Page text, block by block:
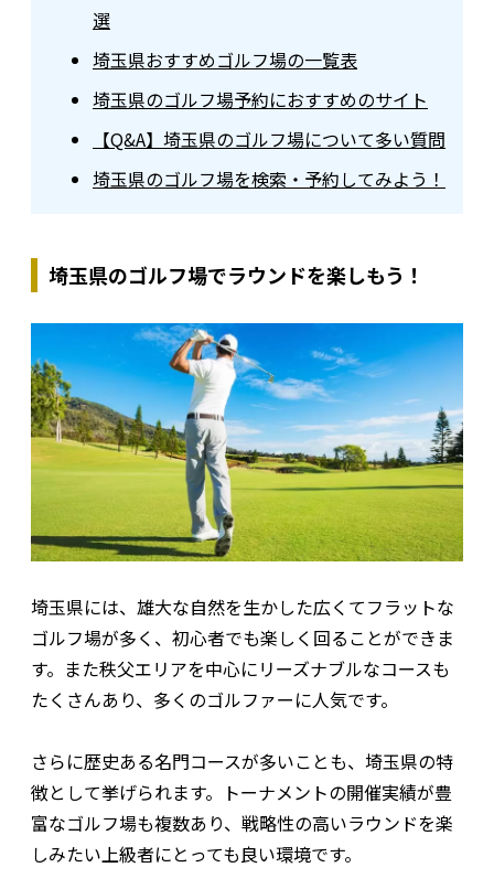
選
埼玉県おすすめゴルフ場の一覧表
埼玉県のゴルフ場予約におすすめのサイト
【Q&A】埼玉県のゴルフ場について多い質問
埼玉県のゴルフ場を検索・予約してみよう！
埼玉県のゴルフ場でラウンドを楽しもう！
埼玉県には、雄大な自然を生かした広くてフラットな
ゴルフ場が多く、初心者でも楽しく回ることができま
す。また秩父エリアを中心にリーズナブルなコースも
たくさんあり、多くのゴルファーに人気です。
さらに歴史ある名門コースが多いことも、埼玉県の特
徴として挙げられます。トーナメントの開催実績が豊
富なゴルフ場も複数あり、戦略性の高いラウンドを楽
しみたい上級者にとっても良い環境です。